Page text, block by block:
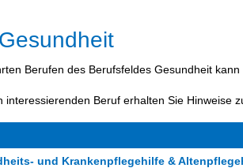
Berufen des Berufsfeldes Gesundheit
interessierenden Beruf erhalten Sie Hinweise
und Krankenpflegehilfe &